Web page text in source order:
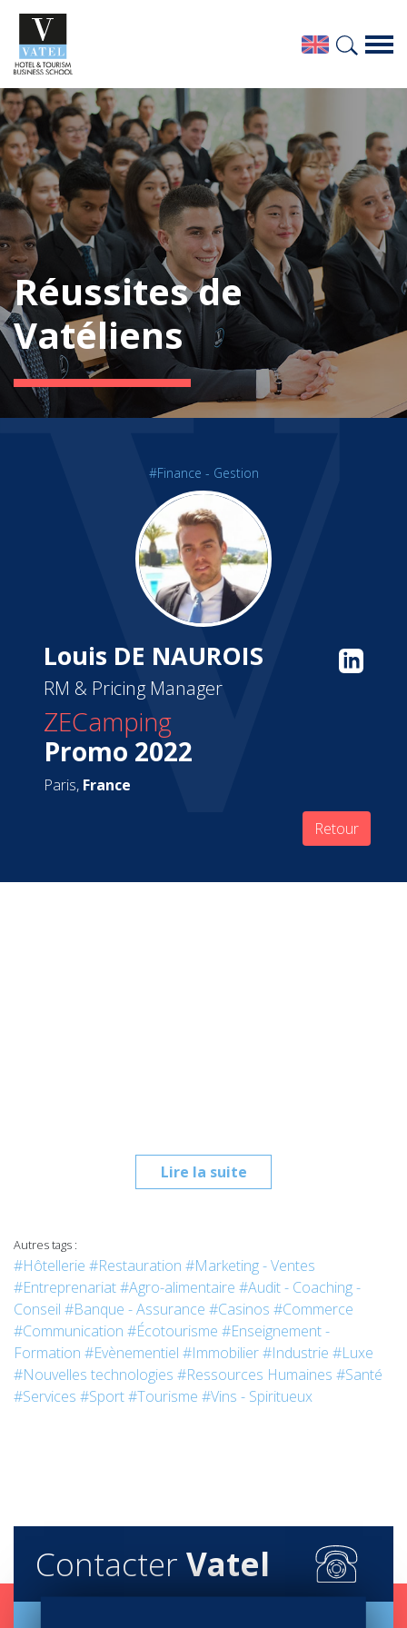
Réussites de
Vatéliens
#Finance - Gestion
Louis DE NAUROIS
RM & Pricing Manager
ZECamping
Promo 2022
Paris, France
Retour
Lire la suite
Autres tags :
#Hôtellerie #Restauration #Marketing - Ventes
#Entreprenariat#Agro-alimentaire #Audit - Coaching -
Conseil #Banque - Assurance #Casinos #Commerce
#Communication #Écotourisme #Enseignement -
Formation #Evènementiel #Immobilier#Industrie #Luxe
#Nouvelles technologies #Ressources Humaines #Santé
#Services #Sport#Tourisme #Vins - Spiritueux
Contacter Vatel